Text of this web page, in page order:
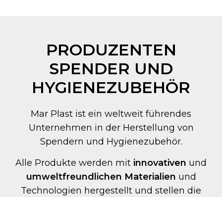
PRODUZENTEN
SPENDER UND
HYGIENEZUBEHÖR
Mar Plast ist ein weltweit führendes
Unternehmen in der Herstellung von
Spendern und Hygienezubehör.
Alle Produkte werden mit innovativen und
umweltfreundlichen Materialien und
Technologien hergestellt und stellen die